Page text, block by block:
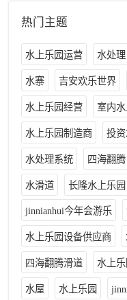
热门主题
水上乐园运营 水处理
水寨 吉安欢乐世界
水上乐园经营 室内
水上乐园制造商 投
水处理系统 四海翻腾
水滑道 长隆水上乐园
jinnianhui今年会游乐
水上乐园设备供应商
四海翻腾滑道 水上
水屋 水上乐园